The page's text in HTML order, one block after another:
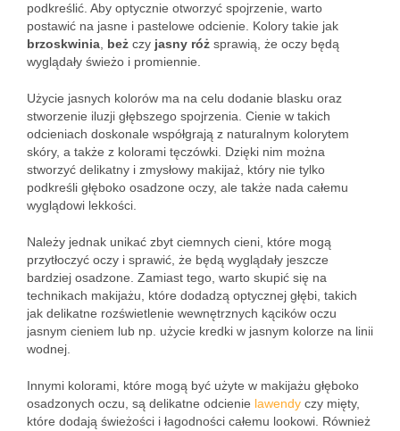
podkreślić. Aby optycznie otworzyć spojrzenie, warto
postawić na jasne i pastelowe odcienie. Kolory takie jak
brzoskwinia beż czy jasny róż sprawią, że oczy będą
wyglądały świeżo i promiennie.
Użycie jasnych kolorów ma na celu dodanie blasku oraz
stworzenie iluzji głębszego spojrzenia. Cienie w takich
odcieniach doskonale współgrają z naturalnym kolorytem
skóry, a także z kolorami tęczówki. Dzięki nim można
stworzyć delikatny i zmysłowy makijaż, który nie tylko
podkreśli głęboko osadzone oczy, ale także nada całemu
wyglądowi lekkości.
Należy jednak unikać zbyt ciemnych cieni, które mogą
przytłoczyć oczy i sprawić, że będą wyglądały jeszcze
bardziej osadzone. Zamiast tego, warto skupić się na
technikach makijażu, które dodadzą optycznej głębi, takich
jak delikatne rozświetlenie wewnętrznych kącików oczu
jasnym cieniem lub np. użycie kredki w jasnym kolorze na linii
wodnej.
Innymi kolorami, które mogą być użyte w makijażu głęboko
osadzonych oczu, są delikatne odcienie lawendy czy mięty,
które dodają świeżości i łagodności całemu lookowi. Również